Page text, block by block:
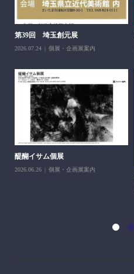
第39回 埼玉創元展
2026.07.24 個展・企画展案内
醍醐イサム個展
2026.06.26 個展・企画展案内